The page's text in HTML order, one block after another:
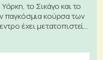
το Σικάγο και το
παγκόσμια κούρσα των
έχει μετατοπιστεί